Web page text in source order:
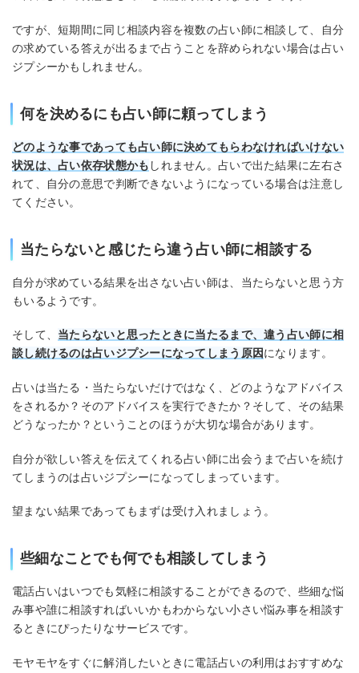
ですが、短期間に同じ相談内容を複数の占い師に相談して、自分
の求めている答えが出るまで占うことを辞められない場合は占い
ジプシーかもしれません。
何を決めるにも占い師に頼ってしまう
どのような事であっても占い師に決めてもらわなければいけない
状況は、占い依存状態かも しれません。占いで出た結果に左右さ
れて、自分の意思で判断できないようになっている場合は注意し
てください。
当たらないと感じたら違う占い師に相談する
自分が求めている結果を出さない占い師は、当たらないと思う方
もいるようです。
そして、 当たらないと思ったときに当たるまで、違う占い師に相
談し続けるのは占いジプシーになってしまう原因になります。
占いは当たる・当たらないだけではなく、どのようなアドバイス
をされるか？そのアドバイスを実行できたか？そして、その結果
どうなったか？ということのほうが大切な場合があります。
自分が欲しい答えを伝えてくれる占い師に出会うまで占いを続け
てしまうのは占いジプシーになってしまっています。
望まない結果であってもまずは受け入れましょう。
些細なことでも何でも相談してしまう
電話占いはいつでも気軽に相談することができるので、些細な悩
み事や誰に相談すればいいかもわからない小さい悩み事を相談す
るときにぴったりなサービスです。
モヤモヤをすぐに解消したいときに電話占いの利用はおすすめな